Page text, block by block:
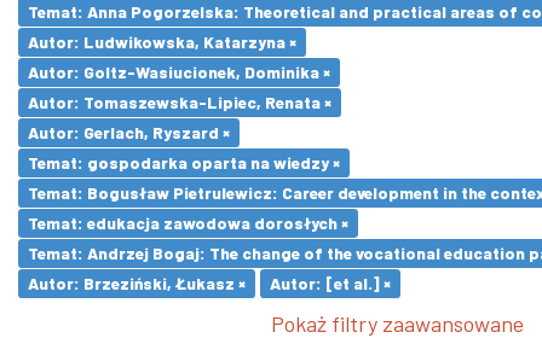
Temat: Anna Pogorzelska: Theoretical and practical areas of
Autor: Ludwikowska, Katarzyna ×
Autor: Goltz-Wasiucionek, Dominika ×
Autor: Tomaszewska-Lipiec, Renata ×
Autor: Gerlach, Ryszard ×
Temat: gospodarka oparta na wiedzy ×
Temat: Bogusław Pietrulewicz: Career development in the
Temat: edukacja zawodowa dorosłych ×
Temat: Andrzej Bogaj: The change of the vocational education
Autor: Brzeziński, Łukasz ×
Autor: [et al.] ×
Pokaż filtry zaawansowane